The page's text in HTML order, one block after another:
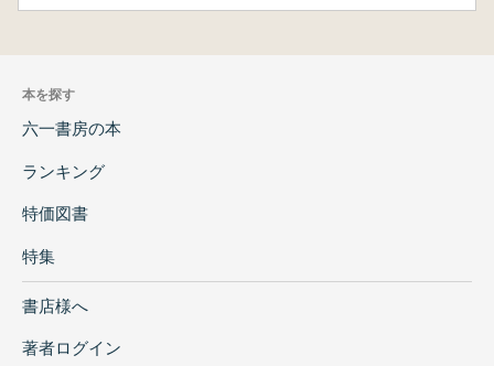
本を探す
六一書房の本
ランキング
特価図書
特集
書店様へ
著者ログイン